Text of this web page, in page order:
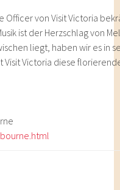
Officer von Visit Victoria
ist der Herzschlag von
liegt, haben wir es in
Visit Victoria diese